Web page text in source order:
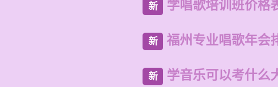
新 学唱歌培训班价格
新 福州专业唱歌年会
新 学音乐可以考什么